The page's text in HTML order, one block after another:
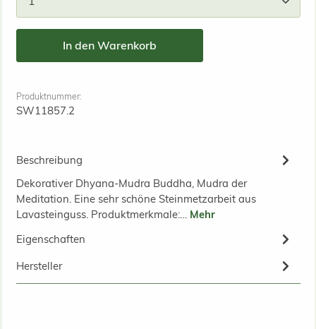
In den Warenkorb
Produktnummer:
SW11857.2
Beschreibung
Dekorativer Dhyana-Mudra Buddha, Mudra der
Meditation. Eine sehr schöne Steinmetzarbeit aus
Lavasteinguss. Produktmerkmale:… Mehr
Eigenschaften
Hersteller